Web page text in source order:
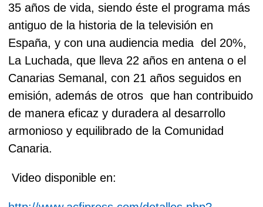
35 años de vida, siendo éste el programa más
antiguo de la historia de la televisión en
España, y con una audiencia media del 20%,
La Luchada, que lleva 22 años en antena o el
Canarias Semanal, con 21 años seguidos en
emisión, además de otros que han contribuido
de manera eficaz y duradera al desarrollo
armonioso y equilibrado de la Comunidad
Canaria.
Video disponible en: